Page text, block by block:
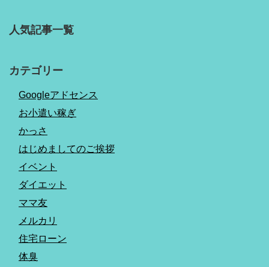
人気記事一覧
カテゴリー
Googleアドセンス
お小遣い稼ぎ
かっさ
はじめましてのご挨拶
イベント
ダイエット
ママ友
メルカリ
住宅ローン
体臭